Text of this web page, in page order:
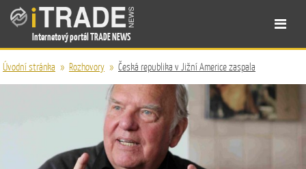
Internetový portál TRADE NEWS
Úvodní stránka » Rozhovory » Česká republika v Jižní Americe zaspala